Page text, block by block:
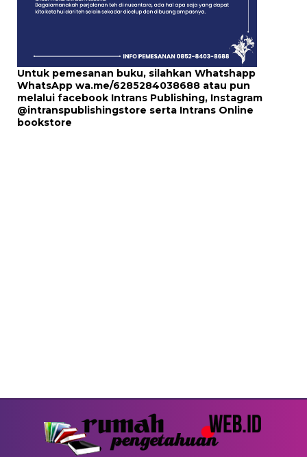
Untuk pemesanan buku, silahkan Whatshapp
WhatsApp wa.me/6285284038688 atau pun
melalui facebook Intrans Publishing, Instagram
@intranspublishingstore serta Intrans Online
bookstore